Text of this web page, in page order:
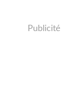
Publicité